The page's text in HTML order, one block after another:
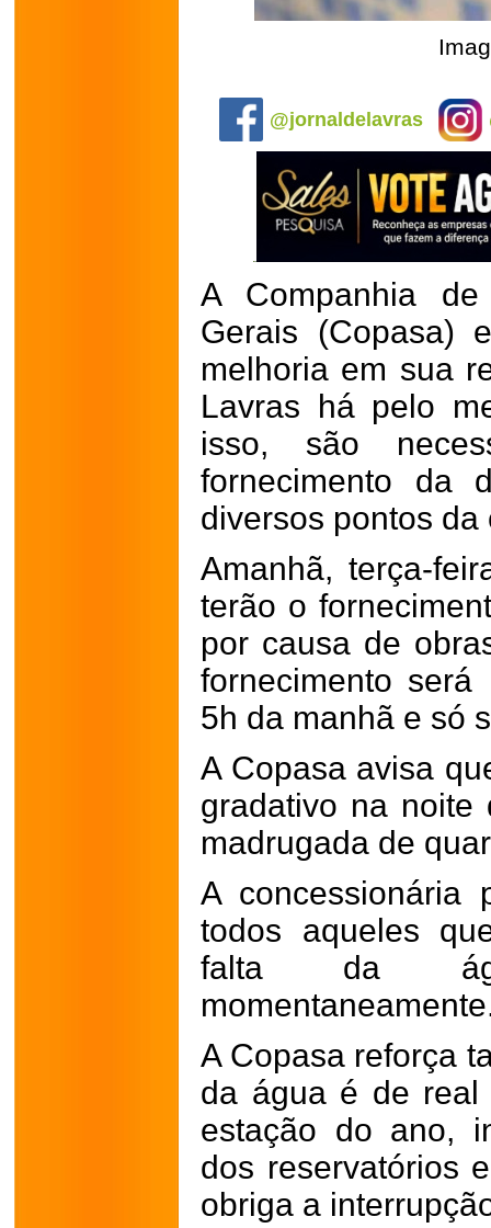
@jornaldelavras
A Companhia
Gerais (Copasa)
melhoria em sua
Lavras há pelo
isso, são
fornecimento da
diversos pontos da
Amanhã, terça-
terão o
por causa de
fornecimento
5h da manhã e só
A Copasa avisa
gradativo na noite
madrugada de
A concessionária
todos aqueles
falta da
A Copasa reforça
da água é de real
estação do ano,
dos reservatórios
obriga a